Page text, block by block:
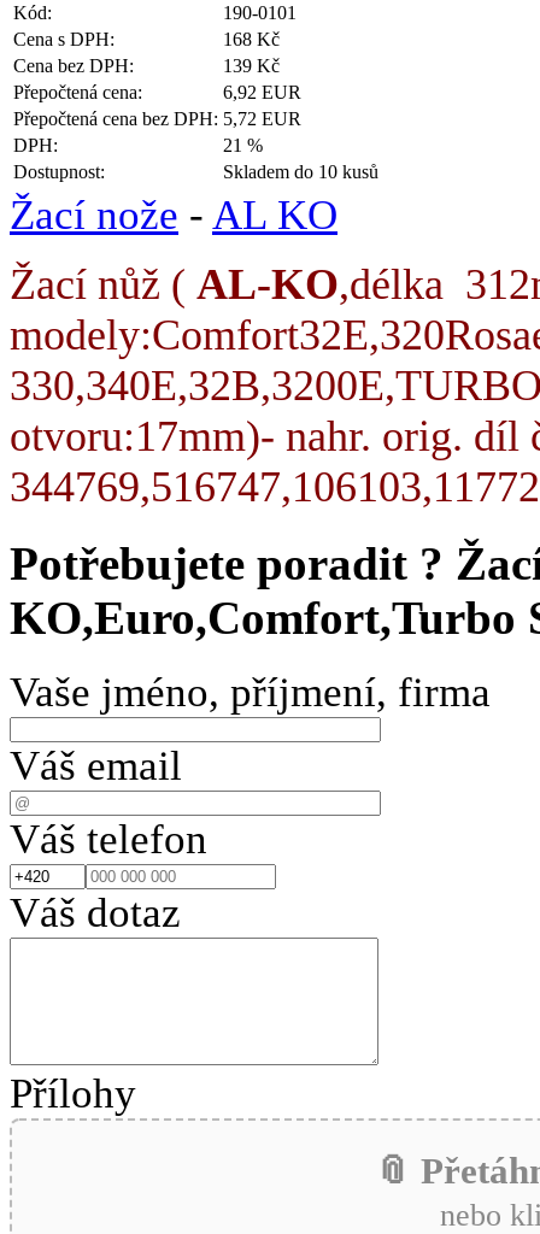
Kód:
190-0101
Cena s DPH:
168 Kč
Cena bez DPH:
139 Kč
Přepočtená cena:
6,92 EUR
Přepočtená cena bez DPH: 5,72 EUR
DPH:
21 %
Dostupnost:
Skladem do 10 kusů
Žací nože - AL KO
Žací nůž ( AL-KO,délka
otvoru:17mm)- nahr. orig. díl
Potřebujete poradit ?
KO,Euro,Comfort,Turbo
Vaše jméno, příjmení, firma
Váš email
Váš telefon
Váš dotaz
Přílohy
📎
nebo